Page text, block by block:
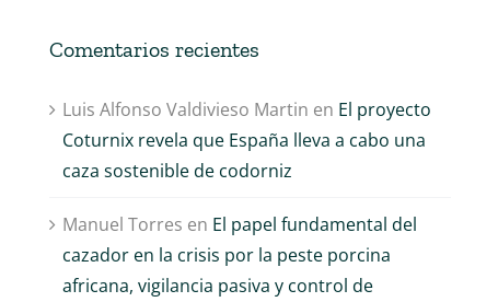
Comentarios recientes
Luis Alfonso Valdivieso Martin en El proyecto
Coturnix revela que España lleva a cabo una
caza sostenible de codorniz
Manuel Torres en El papel fundamental del
cazador en la crisis por la peste porcina
africana, vigilancia pasiva y control de